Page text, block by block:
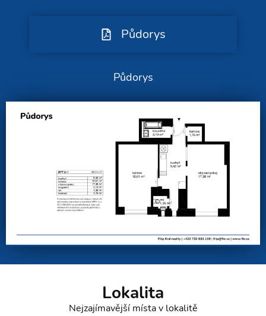
Půdorys
Půdorys
Lokalita
Nejzajímavější místa v lokalitě